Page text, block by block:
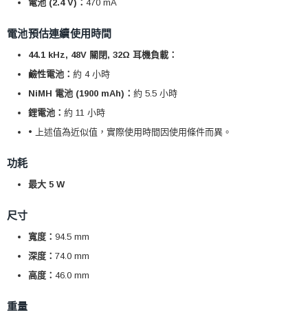
電池 (2.4 V)：470 mA
電池預估連續使用時間
44.1 kHz, 48V 關閉, 32Ω 耳機負載：
鹼性電池：約 4 小時
NiMH 電池 (1900 mAh)：約 5.5 小時
鋰電池：約 11 小時
• 上述值為近似值，實際使用時間因使用條件而異。
功耗
最大 5 W
尺寸
寬度：94.5 mm
深度：74.0 mm
高度：46.0 mm
重量